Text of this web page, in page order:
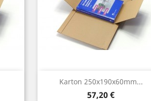
Karton 250x190x60mm...
Preis
57,20 €
Vorschau